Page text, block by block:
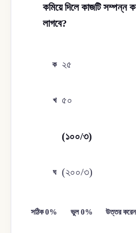
কমিয়ে দিলে কাজটি সম্পন্ন
লাগবে?
ক ২৫
খ ৫০
(১০০/৩)
ঘ (২০০/৩)
সঠিক 0% ভুল 0% উত্তর